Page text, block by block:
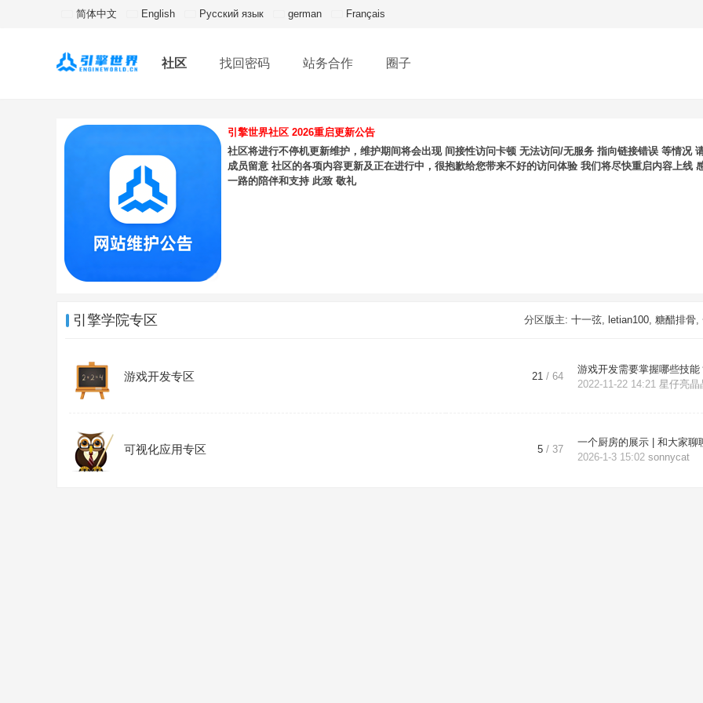
简体中文 English Русский язык german Français
社区 找回密码 站务合作 圈子
引擎世界社区 2026重启更新公告
社区将进行不停机更新维护，维护期间将会出现 间接性访问卡顿 无法访问/无服务 指向链接错误 等情况
成员留意 社区的各项内容更新及正在进行中，很抱歉给您带来不好的访问体验 我们将尽快重启内容上线
一路的陪伴和支持 此致 敬礼
分区版主: 十一弦, letian100, 糖醋排骨,
引擎学院专区
游戏开发专区 21 / 64
游戏开发需要掌握哪些技能
2022-11-22 14:21 星仔亮晶
可视化应用专区 5 / 37
一个厨房的展示 | 和大家聊
2026-1-3 15:02 sonnycat